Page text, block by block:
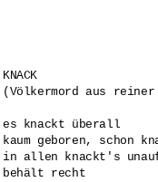
KNACK
(Völkermord aus
es knackt überall
kaum geboren, schon
in allen knackt's
behält recht